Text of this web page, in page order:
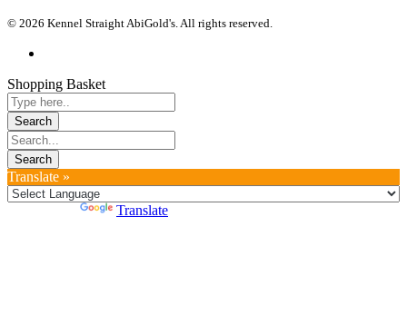
© 2026 Kennel Straight AbiGold's. All rights reserved.
Shopping Basket
Translate »
Translate